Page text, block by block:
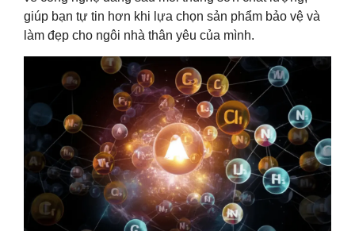
giúp bạn tự tin hơn khi lựa chọn sản phẩm bảo vệ và
làm đẹp cho ngôi nhà thân yêu của mình.